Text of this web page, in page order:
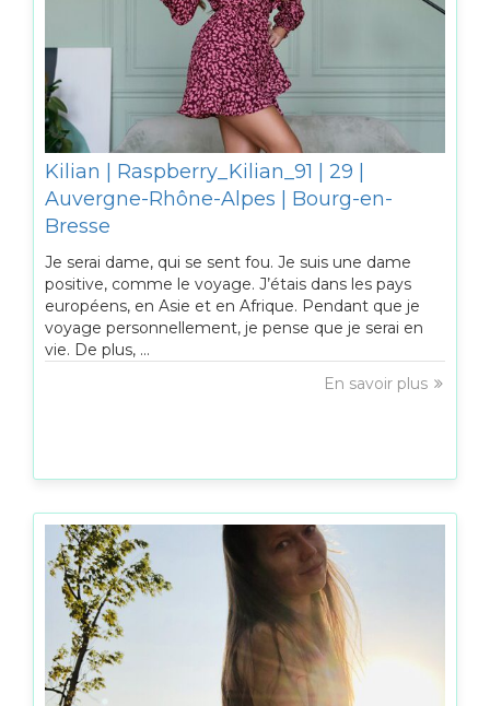
Kilian | Raspberry_Kilian_91 | 29 |
Auvergne-Rhône-Alpes | Bourg-en-
Bresse
Je serai dame, qui se sent fou. Je suis une dame
positive, comme le voyage. J’étais dans les pays
européens, en Asie et en Afrique. Pendant que je
voyage personnellement, je pense que je serai en
vie. De plus, ...
En savoir plus